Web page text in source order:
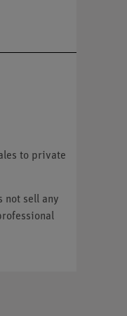
to private
not sell any